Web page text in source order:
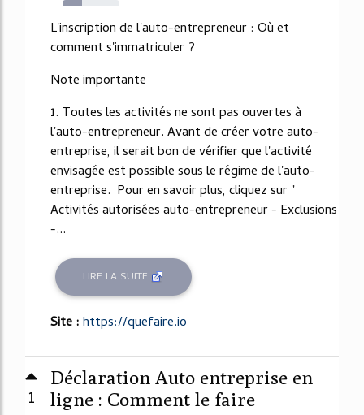
34%
L'inscription de l'auto-entrepreneur : Où et
comment s'immatriculer ?
Note importante
1. Toutes les activités ne sont pas ouvertes à
l'auto-entrepreneur. Avant de créer votre auto-
entreprise, il serait bon de vérifier que l'activité
envisagée est possible sous le régime de l'auto-
entreprise. Pour en savoir plus, cliquez sur "
Activités autorisées auto-entrepreneur - Exclusions
-...
LIRE LA SUITE
Site :https://quefaire.io
1
Déclaration Auto entreprise en
ligne : Comment le faire